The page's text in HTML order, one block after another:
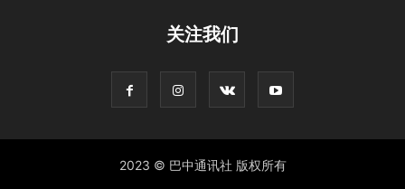
关注我们
2023 © 巴中通讯社 版权所有